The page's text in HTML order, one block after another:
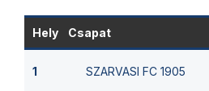
Hely Csapat
1 SZARVASI FC 1905